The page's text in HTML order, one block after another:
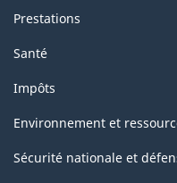
Prestations
Santé
Impôts
Environnement et
Sécurité nationale et